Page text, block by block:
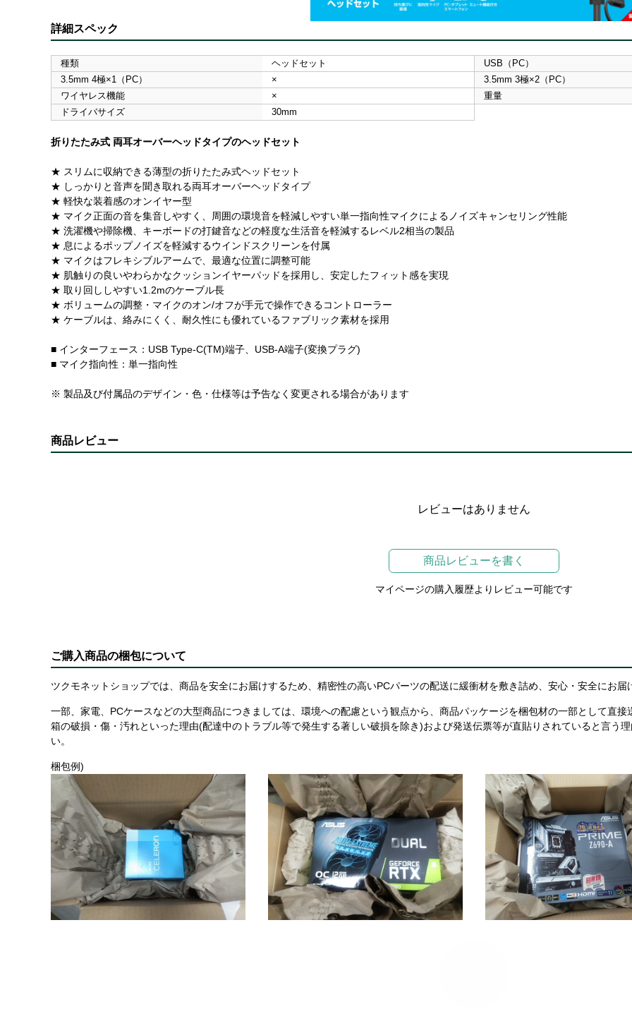
詳細スペック
種類 ヘッドセット
USB（PC）
3.5mm 4極×1（PC）
×
3.5mm 3極×2（PC）
ワイヤレス機能
×
重量
ドライバサイズ
30mm
折りたたみ式 両耳オーバーヘッドタイプのヘッドセット
★ スリムに収納できる薄型の折りたたみ式ヘッドセット
★ しっかりと音声を聞き取れる両耳オーバーヘッドタイプ
★ 軽快な装着感のオンイヤー型
★ マイク正面の音を集音しやすく、周囲の環境音を軽減しやすい単一指向性マイクによるノイズキャンセリング性能
★ 洗濯機や掃除機、キーボードの打鍵音などの軽度な生活音を軽減するレベル2相当の製品
★ 息によるポップノイズを軽減するウインドスクリーンを付属
★ マイクはフレキシブルアームで、最適な位置に調整可能
★ 肌触りの良いやわらかなクッションイヤーパッドを採用し、安定したフィット感を実現
★ 取り回ししやすい1.2mのケーブル長
★ ボリュームの調整・マイクのオン/オフが手元で操作できるコントローラー
★ ケーブルは、絡みにくく、耐久性にも優れているファブリック素材を採用
■ インターフェース：USB Type-C(TM)端子、USB-A端子(変換プラグ)
■ マイク指向性：単一指向性
※ 製品及び付属品のデザイン・色・仕様等は予告なく変更される場合があります
商品レビュー
レビューはありません
商品レビューを書く
マイページの購入履歴よりレビュー可能です
ご購入商品の梱包について
ツクモネットショップでは、商品を安全にお届けするため、精密性の高いPCパーツの配送に緩衝材を敷き詰め、安心・安全にお
一部、家電、PCケースなどの大型商品につきましては、環境への配慮という観点から、商品パッケージを梱包材の一部として直
箱の破損・傷・汚れといった理由(配達中のトラブル等で発生する著しい破損を除き)および発送伝票等が直貼りされていると言う
い。
梱包例)